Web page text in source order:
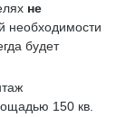
не
необходимости
будет
150 кв.